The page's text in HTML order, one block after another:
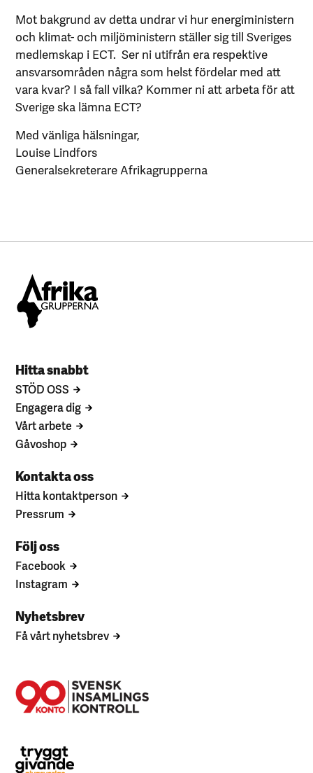
Mot bakgrund av detta undrar vi hur energiministern
och klimat- och miljöministern ställer sig till Sveriges
medlemskap i ECT. Ser ni utifrån era respektive
ansvarsområden några som helst fördelar med att
vara kvar? I så fall vilka? Kommer ni att arbeta för att
Sverige ska lämna ECT?
Med vänliga hälsningar,
Louise Lindfors
Generalsekreterare Afrikagrupperna
Hitta snabbt
STÖD OSS
Engagera dig
Vårt arbete
Gåvoshop
Kontakta oss
Hitta kontaktperson
Pressrum
Följ oss
Facebook
Instagram
Nyhetsbrev
Få vårt nyhetsbrev